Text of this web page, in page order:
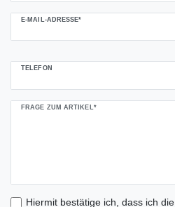
E-MAIL-ADRESSE*
TELEFON
FRAGE ZUM ARTIKEL*
Hiermit bestätige ich, dass ich die